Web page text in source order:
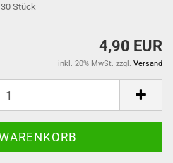
30Stück
4,90 EUR
inkl. 20% MwSt. zzgl. Versand